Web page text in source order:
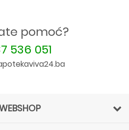
pomoć?
536 051